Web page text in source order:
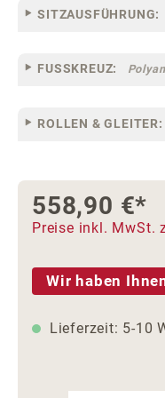
SITZAUSFÜHRUNG:
FUSSKREUZ:
ROLLEN & GLEITER:
558,90 €*
Preise inkl. MwSt.
Wir haben
Lieferzeit: 5-10